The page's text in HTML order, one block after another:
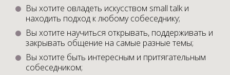
Вы хотите овладеть искусством small talk и
находить подход к любому собеседнику;
Вы хотите научиться открывать, поддерживать и
закрывать общение на самые разные темы;
Вы хотите быть интересным и притягательным
собеседником;